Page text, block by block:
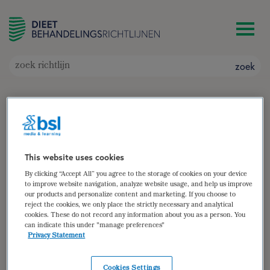
zoek
Duchenne spierdystrofie
Doelgroep: Patiënten met Duchenne spierdystrofie
Auteur(s):Coby Wijnen
samenvatting
(para)medische gegevens
diëtistische gegevens
This website uses cookies
By clicking “Accept All” you agree to the storage of cookies on your device
to improve website navigation, analyze website usage, and help us improve
our products and personalize content and marketing. If you choose to
reject the cookies, we only place the strictly necessary and analytical
cookies. These do not record any information about you as a person. You
can indicate this under "manage preferences"
Privacy Statement